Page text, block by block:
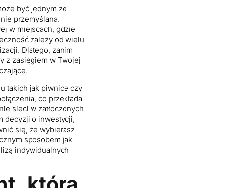
być jednym ze
przemyślana.
w miejscach, gdzie
zależy od wielu
Dlatego, zanim
z zasięgiem w Twojej
takich jak piwnice czy
co przekłada
sieci w zatłoczonych
decyzji o inwestycji,
się, że wybierasz
sposobem jak
indywidualnych